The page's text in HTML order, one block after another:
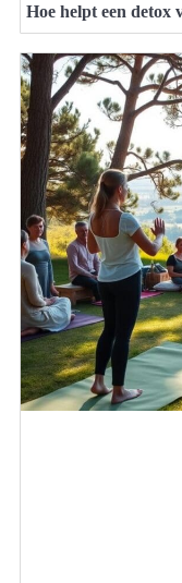
Hoe helpt een detox